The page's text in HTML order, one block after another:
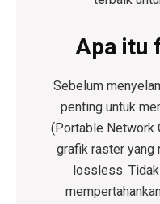
Apa itu
Sebelum
penting untuk
(Portable Network
grafik raster yang
lossless.